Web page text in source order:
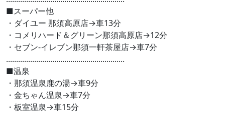
■スーパー他
・ダイユー 那須高原店→車13分
・コメリハード＆グリーン那須高原店→12分
・セブン-イレブン那須一軒茶屋店→車7分
...........................................................
■温泉
・那須温泉鹿の湯→車9分
・金ちゃん温泉→車7分
・板室温泉→車15分